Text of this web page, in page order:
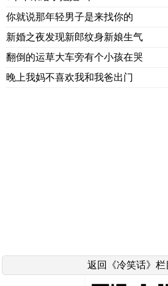
你就说那年轻男子是来找你的
新婚之夜发现新郎纹身新娘生气
翻倒的运草大车旁有个小孩在哭
晚上我妈不喜欢我和我爸出门
返回《冷笑话》栏